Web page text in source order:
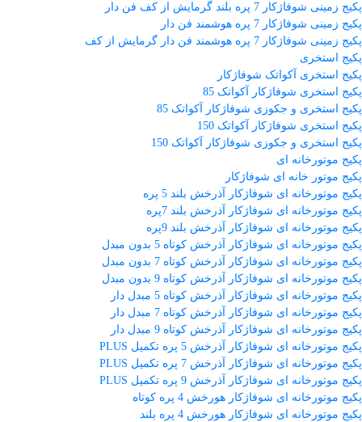
پکیج زمینی شوفاژکار 7 پره بلند گرمایش از کف فن دار
پکیج زمینی شوفاژکار 7 پره هوشمند فن دار
پکیج زمینی شوفاژکار 7 پره هوشمند فن دار گرمایش از کف
پکیج استخری
پکیج استخری آکواتک شوفاژکار
پکیج استخری شوفاژکار آکواتک 85
پکیج استخری و جکوزی شوفاژکار آکواتک 85
پکیج استخری شوفاژکار آکواتک 150
پکیج استخری و جکوزی شوفاژکار آکواتک 150
پکیج موتورخانه ای
پکیج موتور خانه ای شوفاژکار
پکیج موتورخانه ای شوفاژکار آذرخش بلند 5 پره
پکیج موتورخانه ای شوفاژکار آذرخش بلند 7پره
پکیج موتورخانه ای شوفاژکار آذرخش بلند 9پره
پکیج موتورخانه ای شوفاژکار آذرخش کوتاه 5 بدون مبدل
پکیج موتورخانه ای شوفاژکار آذرخش کوتاه 7 بدون مبدل
پکیج موتورخانه ای شوفاژکار آذرخش کوتاه 9 بدون مبدل
پکیج موتورخانه ای شوفاژکار آذرخش کوتاه 5 مبدل دار
پکیج موتورخانه ای شوفاژکار آذرخش کوتاه 7 مبدل دار
پکیج موتورخانه ای شوفاژکار آذرخش کوتاه 9 مبدل دار
پکیج موتورخانه ای شوفاژکار آذرخش 5 پره تکمیل PLUS
پکیج موتورخانه ای شوفاژکار آذرخش 7 پره تکمیل PLUS
پکیج موتورخانه ای شوفاژکار آذرخش 9 پره تکمیل PLUS
پکیج موتورخانه ای شوفاژکار هورخش 4 پره کوتاه
پکیج موتورخانه ای شوفاژکار هورخش 4 پره بلند